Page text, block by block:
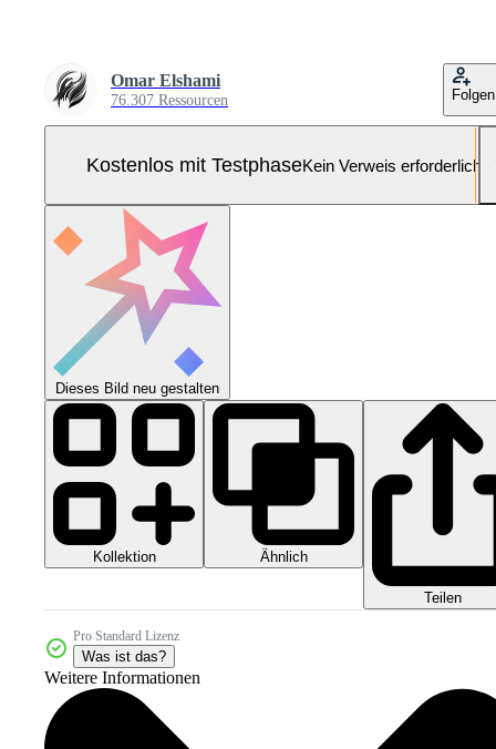
Omar Elshami
76.307 Ressourcen Folgen
Kostenlos mit TestphaseKein Verweis erforderlich
Dieses Bild neu gestalten
Kollektion Ähnlich
Teilen
Pro Standard Lizenz
Was ist das?
Weitere Informationen